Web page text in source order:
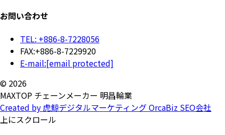
お問い合わせ
TEL: +886-8-7228056
FAX:+886-8-7229920
E-mail:[email protected]
© 2026
MAXTOP チェーンメーカー 明昌輪業
Created by 虎鯨デジタルマーケティング OrcaBiz SEO会社
上にスクロール